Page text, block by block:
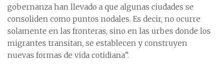
gobernanza han llevado a que algunas ciudades se
consoliden como puntos nodales. Es decir, no ocurre
solamente en las fronteras, sino en las urbes donde los
migrantes transitan, se establecen y construyen
nuevas formas de vida cotidiana”.